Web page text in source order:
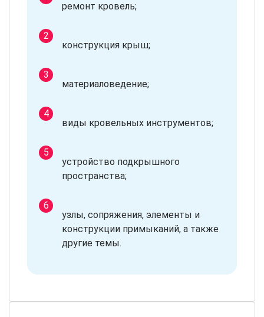
ремонт кровель;
конструкция крыш;
материаловедение;
виды кровельных инструментов;
устройство подкрышного
пространства;
узлы, сопряжения, элементы и
конструкции примыканий, а также
другие темы.